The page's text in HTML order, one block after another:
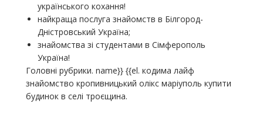
українського кохання!
найкраща послуга знайомств в Білгород-
Дністровський Україна;
знайомства зі студентами в Сімферополь
Україна!
Головні рубрики. name}} {{el. кодима лайф
знайомство кропивницький олікс маріуполь купити
будинок в селі троєщина.